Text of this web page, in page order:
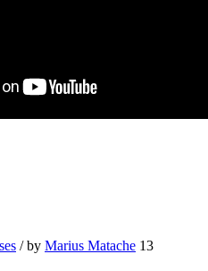
/by Marius Matache 13